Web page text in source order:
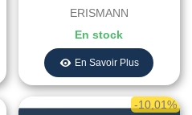
Erismann - Réf. 10250-05
ERISMANN
En stock
En Savoir Plus
-10,01%